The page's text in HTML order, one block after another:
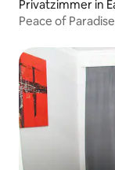
Privatzimmer in
Peace of